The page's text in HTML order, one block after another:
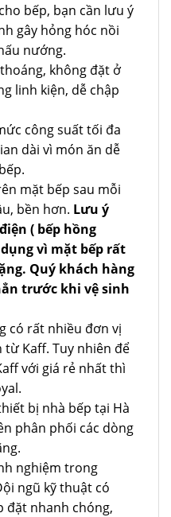
bếp, bạn cần lưu ý
gây hỏng hóc nồi
nướng.
không đặt ở
linh kiện, dễ chập
công suất tối đa
dài vì món ăn dễ
mặt bếp sau mỗi
bền hơn. Lưu ý
( bếp hồng
vì mặt bếp rất
Quý khách hàng
trước khi vệ sinh
có rất nhiều đơn vị
Kaff. Tuy nhiên để
với giá rẻ nhất thì
bị nhà bếp tại Hà
phân phối các dòng
nghiệm trong
ngũ kỹ thuật có
đặt nhanh chóng,